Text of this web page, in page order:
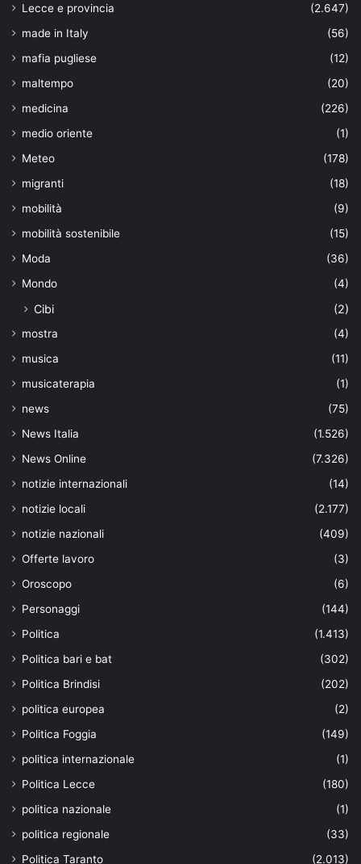
Lecce e provincia
(2.647)
made in Italy
(56)
mafia pugliese
(12)
maltempo
(20)
medicina
(226)
medio oriente
(1)
Meteo
(178)
migranti
(18)
mobilità
(9)
mobilità sostenibile
(15)
Moda
(36)
Mondo
(4)
Cibi (2)
mostra
(4)
musica
(11)
musicaterapia
(1)
news
(75)
News Italia
(1.526)
News Online
(7.326)
notizie internazionali
(14)
notizie locali
(2.177)
notizie nazionali
(409)
Offerte lavoro
(3)
Oroscopo
(6)
Personaggi
(144)
Politica
(1.413)
Politica bari e bat
(302)
Politica Brindisi
(202)
politica europea
(2)
Politica Foggia
(149)
politica internazionale
(1)
Politica Lecce
(180)
politica nazionale
(1)
politica regionale
(33)
Politica Taranto
(2.013)